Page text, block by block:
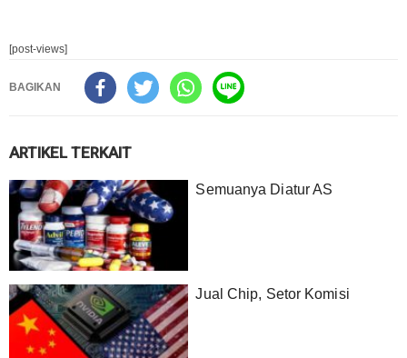
[post-views]
BAGIKAN
ARTIKEL TERKAIT
Semuanya Diatur AS
Jual Chip, Setor Komisi